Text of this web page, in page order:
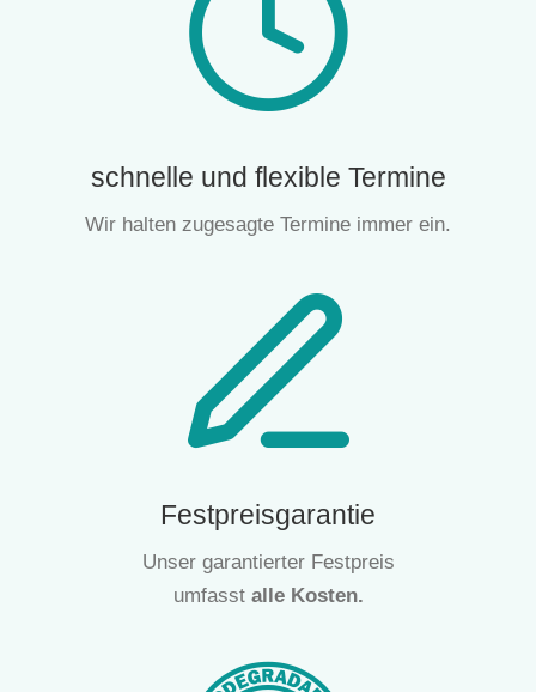
schnelle und flexible Termine
Wir halten zugesagte Termine immer ein.
Festpreisgarantie
Unser garantierter Festpreis
umfasst alle Kosten.